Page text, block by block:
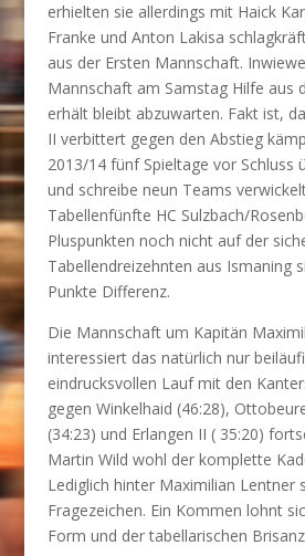
erhielten sie allerdings mit Haick
Franke und Anton Lakisa
aus der Ersten Mannschaft.
Mannschaft am Samstag Hilfe aus
erhält bleibt abzuwarten. Fakt ist,
II verbittert gegen den Abstieg
2013/14 fünf Spieltage vor Schluss
und schreibe neun Teams
Tabellenfünfte HC Sulzbach/
Pluspunkten noch nicht auf der
Tabellendreizehnten aus Ismaning
Punkte Differenz.
Die Mannschaft um Kapitän
interessiert das natürlich nur
eindrucksvollen Lauf mit den
gegen Winkelhaid (46:28),
(34:23) und Erlangen II ( 35:20)
Martin Wild wohl der komplette
Lediglich hinter Maximilian Lentner
Fragezeichen. Ein Kommen lohnt
Form und der tabellarischen